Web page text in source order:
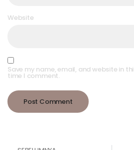
Website
Save my name, email, and website in
time I comment.